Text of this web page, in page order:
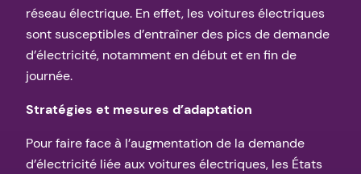
réseau électrique. En effet, les voitures électriques
sont susceptibles d’entraîner des pics de demande
d’électricité, notamment en début et en fin de
journée.
Stratégies et mesures d’adaptation
Pour faire face à l’augmentation de la demande
d’électricité liée aux voitures électriques, les États